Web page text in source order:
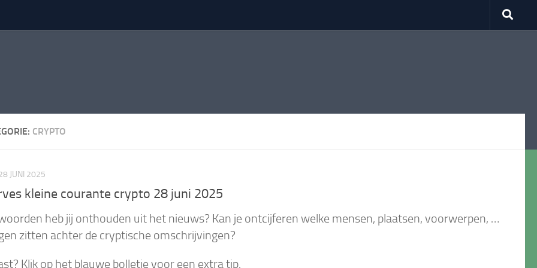
CRYPTO
JUNI 2025
kleine courante crypto 28 juni 2025
heb jij onthouden uit het nieuws? Kan je ontcijferen welke mensen, plaatsen, voorwerpen, …
zitten achter de cryptische omschrijvingen?
Klik op het blauwe bolletje voor een extra tip.